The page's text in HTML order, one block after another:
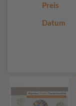
Preis
Datum